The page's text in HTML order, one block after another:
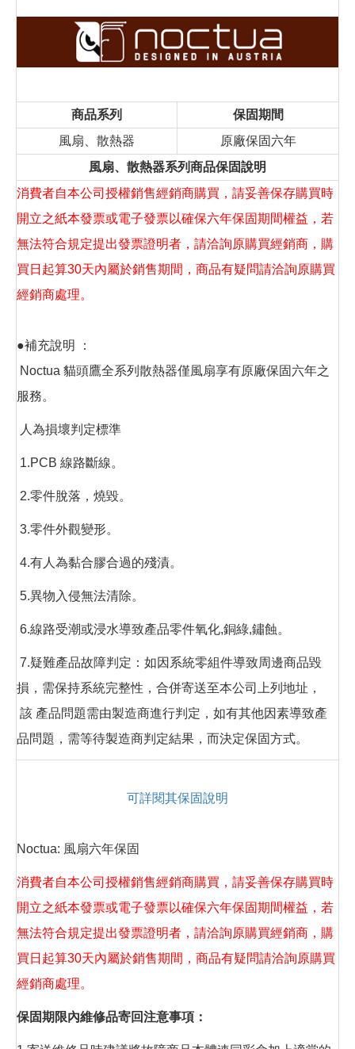
商品系列
保固期間
風扇、散熱器
原廠保固六年
風扇、散熱器系列商品保固說明
消費者自本公司授權銷售經銷商購買，請妥善保存購買時
開立之紙本發票或電子發票以確保六年保固期間權益，若
無法符合規定提出發票證明者，請洽詢原購買經銷商，購
買日起算30天內屬於銷售期間，商品有疑問請洽詢原購買
經銷商處理。
●補充說明 ：
Noctua 貓頭鷹全系列散熱器僅風扇享有原廠保固六年之
服務。
人為損壞判定標準
1.PCB 線路斷線。
2.零件脫落，燒毀。
3.零件外觀變形。
4.有人為黏合膠合過的殘漬。
5.異物入侵無法清除。
6.線路受潮或浸水導致產品零件氧化,銅綠,鏽蝕。
7.疑難產品故障判定：如因系統零組件導致周邊商品毀
損，需保持系統完整性，合併寄送至本公司上列地址，
該 產品問題需由製造商進行判定，如有其他因素導致產
品問題，需等待製造商判定結果，而決定保固方式。
可詳閱其保固說明
Noctua: 風扇六年保固
消費者自本公司授權銷售經銷商購買，請妥善保存購買時
開立之紙本發票或電子發票以確保六年保固期間權益，若
無法符合規定提出發票證明者，請洽詢原購買經銷商，購
買日起算30天內屬於銷售期間，商品有疑問請洽詢原購買
經銷商處理。
保固期限內維修品寄回注意事項：